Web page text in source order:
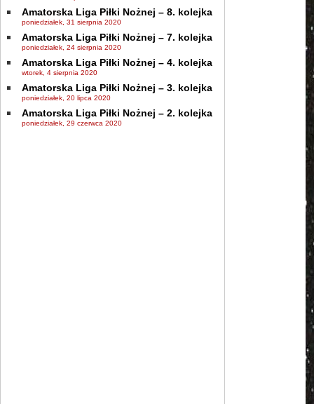
Amatorska Liga Piłki Nożnej – 8. kolejka
poniedziałek, 31 sierpnia 2020
Amatorska Liga Piłki Nożnej – 7. kolejka
poniedziałek, 24 sierpnia 2020
Amatorska Liga Piłki Nożnej – 4. kolejka
wtorek, 4 sierpnia 2020
Amatorska Liga Piłki Nożnej – 3. kolejka
poniedziałek, 20 lipca 2020
Amatorska Liga Piłki Nożnej – 2. kolejka
poniedziałek, 29 czerwca 2020